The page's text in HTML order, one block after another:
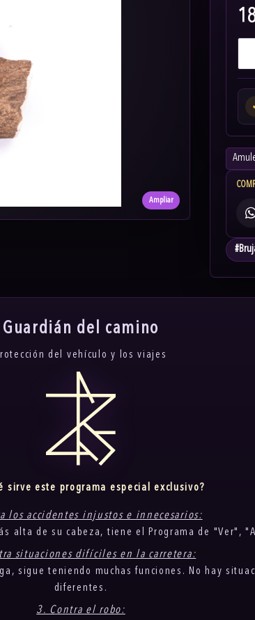
Ampliar
#
Guardián del camino
del vehículo y los viajes
sirve este programa especial exclusivo?
los accidentes injustos e innecesarios:
alta de su cabeza, tiene el Programa de "Ver",
situaciones difíciles en la carretera:
sigue teniendo muchas funciones. No hay
diferentes.
3. Contra el robo: